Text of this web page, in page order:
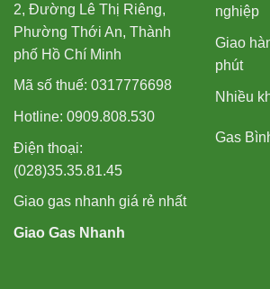
2, Đường Lê Thị Riêng,
Phường Thới An, Thành
phố Hồ Chí Minh
Mã số thuế: 0317776698
Hotline: 0909.808.530
Điện thoại:
(028)35.35.81.45
Giao gas nhanh giá rẻ nhất
Giao Gas Nhanh
nghiệp
Giao
phút
Nhiều
Gas